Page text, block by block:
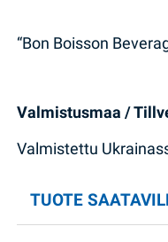
“Bon Boisson
Valmistusmaa /
Valmistettu
TUOTE